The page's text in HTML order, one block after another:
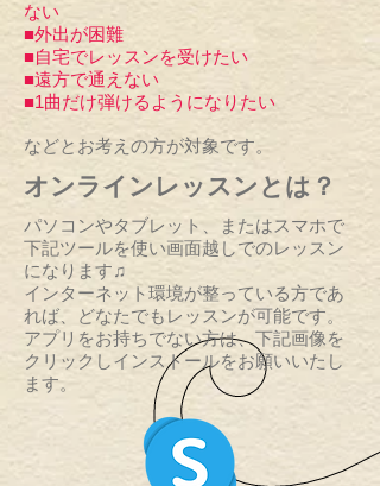
ない
■外出が困難
■自宅でレッスンを受けたい
■遠方で通えない
​■1曲だけ弾けるようになりたい
などとお考えの方が対象です。
オンラインレッスンとは？
パソコンやタブレット、またはスマホで
下記ツールを使い画面越しでのレッスン
になります♫
インターネット環境が整っている方であ
れば、どなたでもレッスンが可能です。
アプリをお持ちでない方は、下記画像を
クリックし​インストールをお願いいたし
ます。